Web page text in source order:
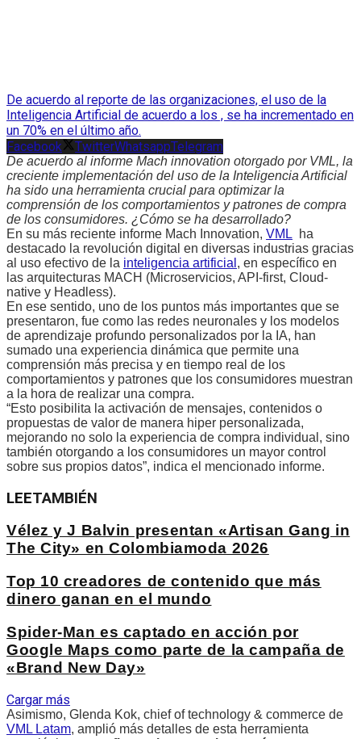
De acuerdo al reporte de las organizaciones, el uso de la
Inteligencia Artificial de acuerdo a los , se ha incrementado en
un 70% en el último año.
Facebook
TwitterWhatsappTelegram
De acuerdo al informe Mach innovation otorgado por VML, la
creciente implementación del uso de la Inteligencia Artificial
ha sido una herramienta crucial para optimizar la
comprensión de los comportamientos y patrones de compra
de los consumidores. ¿Cómo se ha desarrollado?
En su más reciente informe Mach Innovation, VML ha
destacado la revolución digital en diversas industrias gracias
al uso efectivo de la inteligencia artificial , en específico en
las arquitecturas MACH (Microservicios, API-first, Cloud-
native y Headless).
En ese sentido, uno de los puntos más importantes que se
presentaron, fue como las redes neuronales y los modelos
de aprendizaje profundo personalizados por la IA, han
sumado una experiencia dinámica que permite una
comprensión más precisa y en tiempo real de los
comportamientos y patrones que los consumidores muestran
a la hora de realizar una compra.
“Esto posibilita la activación de mensajes, contenidos o
propuestas de valor de manera hiper personalizada,
mejorando no solo la experiencia de compra individual, sino
también otorgando a los consumidores un mayor control
sobre sus propios datos”, indica el mencionado informe.
LEETAMBIÉN
Vélez y J Balvin presentan «Artisan Gang in
The City» en Colombiamoda 2026
Top 10 creadores de contenido que más
dinero ganan en el mundo
Spider-Man es captado en acción por
Google Maps como parte de la campaña de
«Brand New Day»
Cargar más
Asimismo, Glenda Kok, chief of technology & commerce de
VML Latam, amplió más detalles de esta herramienta